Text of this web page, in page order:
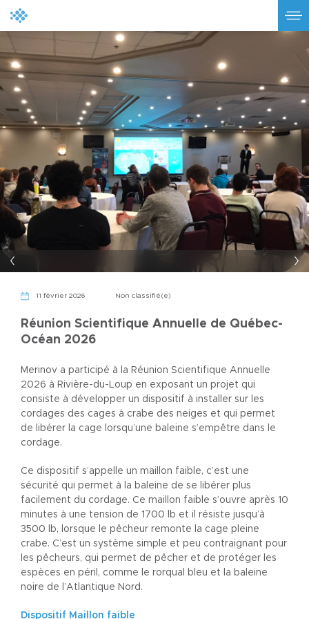
11 février 2026 Non classifié(e)
Réunion Scientifique Annuelle de Québec-
Océan 2026
Merinov a participé à la Réunion Scientifique Annuelle
2026 à Rivière-du-Loup en exposant un projet qui
consiste à développer un dispositif à installer sur les
cordages des cages à crabe des neiges et qui permet
de libérer la cage lorsqu’une baleine s’empêtre dans le
cordage.
Ce dispositif s’appelle un maillon faible, c’est une
sécurité qui permet à la baleine de se libérer plus
facilement du cordage. Ce maillon faible s’ouvre après 10
minutes à une tension de 1700 lb et il résiste jusqu’à
3500 lb, lorsque le pêcheur remonte la cage pleine
crabe. C’est un système simple et peu contraignant pour
les pêcheurs, qui permet de pêcher et de protéger les
espèces en péril, comme le rorqual bleu et la baleine
noire de l’Atlantique Nord.
Dispositif Maillon faible